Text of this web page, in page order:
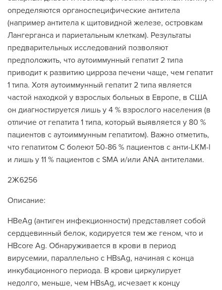
определяются органоспецифические антитела
(например антитела к щитовидной железе, островкам
Лангерганса и париетальным клеткам). Результаты
предварительных исследований позволяют
предположить, что аутоиммунный гепатит 2 типа
приводит к развитию цирроза печени чаще, чем гепатит
1 типа. Хотя аутоиммунный гепатит 2 типа является
частой находкой у взрослых больных в Европе, в США
он диагностируется лишь у 4 % взрослого населения (в
отличие от гепатита 1 типа, который выявляется у 80 %
пациентов с аутоиммунным гепатитом). Важно отметить,
что гепатитом С болеют 50-86 % пациентов с анти-LKM-l
и лишь у 11 % пациентов с SMA и/или ANA антителами.
2Ж6256
Описание:
HBеAg (антиген инфекционности) представляет собой
сердцевинный белок, кодируется тем же геном, что и
НBсore Ag. Обнаруживается в крови в период
вирусемии, параллельно с HBsAg, начиная с конца
инкубационного периода. В крови циркулирует
недолго, меньше, чем HBsAg, исчезает к концу